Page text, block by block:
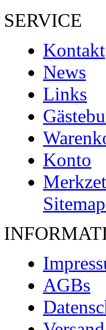
SERVICE
Kontakt
News
Links
Konto
AGBs